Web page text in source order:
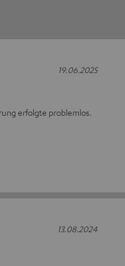
erfolgte problemlos.
19.06.2025
13.08.2024